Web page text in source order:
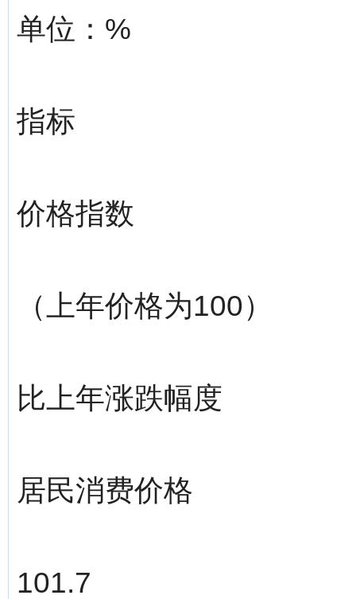
单位：%
指标
价格指数
（上年价格为100）
比上年涨跌幅度
居民消费价格
101.7